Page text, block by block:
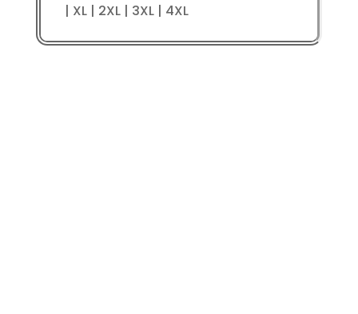
| XL | 2XL | 3XL | 4XL